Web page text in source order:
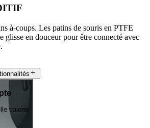
à-coups. Les patins de souris en PTFE
glisse en douceur pour être connecté avec
calorie